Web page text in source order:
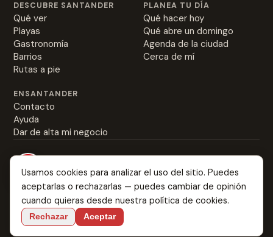
DESCUBRE SANTANDER
Qué ver
Playas
Gastronomía
Barrios
Rutas a pie
PLANEA TU DÍA
Qué hacer hoy
Qué abre un domingo
Agenda de la ciudad
Cerca de mí
ENSANTANDER
Contacto
Ayuda
Dar de alta mi negocio
Todo sobre Santander: desde dónde comer las
mejores rabas hasta dónde enamorarte.
Idioma:
Usamos cookies para analizar el uso del sitio. Puedes
aceptarlas o rechazarlas — puedes cambiar de opinión
cuando quieras desde nuestra política de cookies.
Rechazar Aceptar